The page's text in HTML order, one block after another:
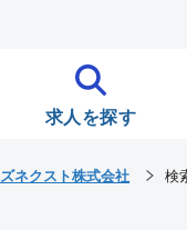
求人を探す
ネクスト株式会社 検